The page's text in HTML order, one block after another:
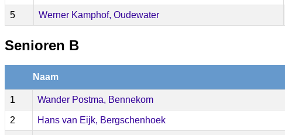
5 Werner Kamphof, Oudewater
Senioren B
Naam
1 Wander Postma, Bennekom
2 Hans van Eijk, Bergschenhoek